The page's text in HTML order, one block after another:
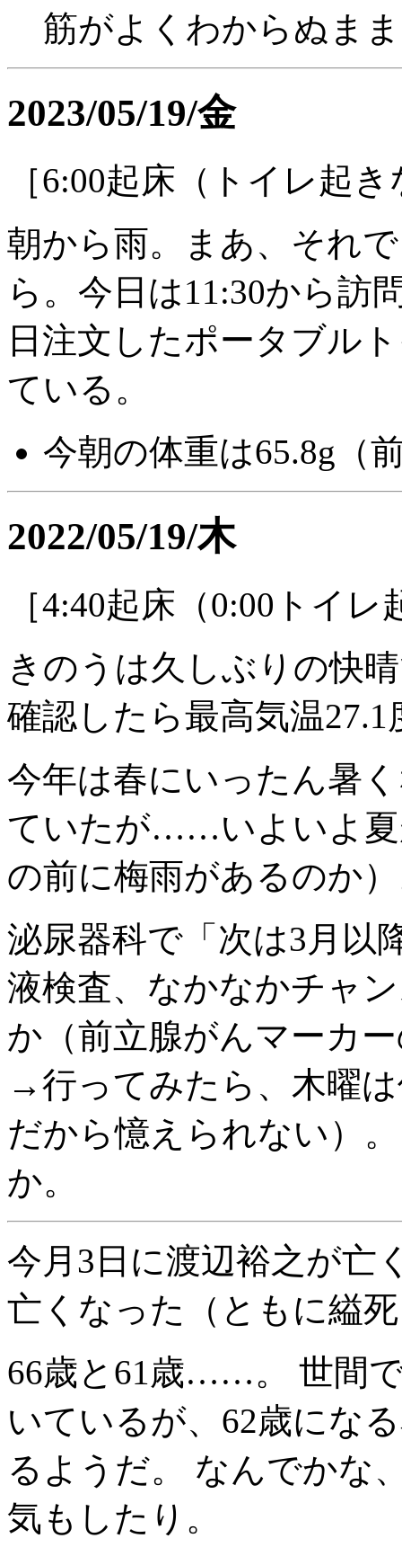
筋がよくわからぬま
2023/05/19/金
［6:00起床（トイレ起
朝から雨。まあ、それ
ら。今日は11:30から訪
日注文したポータブル
ている。
今朝の体重は65.8g（
2022/05/19/木
［4:40起床（0:00トイ
きのうは久しぶりの快
確認したら最高気温27.1
今年は春にいったん暑
ていたが……いよいよ夏
の前に梅雨があるのか
泌尿器科で「次は3月
液検査、なかなかチャ
か（前立腺がんマーカ
→行ってみたら、木曜
だから憶えられない）
か。
今月3日に渡辺裕之が亡
亡くなった（ともに縊
66歳と61歳……。 世間
いているが、62歳にな
るようだ。 なんでかな
気もしたり。